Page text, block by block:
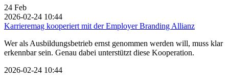
24 Feb
2026-02-24 10:44
Karrieremag kooperiert mit der Employer Branding Allianz
Wer als Ausbildungsbetrieb ernst genommen werden will, muss klar
erkennbar sein. Genau dabei unterstützt diese Kooperation.
2026-02-24 10:44